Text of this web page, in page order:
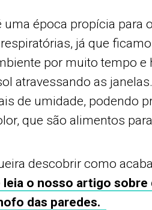
uma época propícia para
já que
por muito tempo e
atravessando as
de umidade, podendo
que são alimentos
descobrir como
leia o nosso artigo sobre
das paredes.